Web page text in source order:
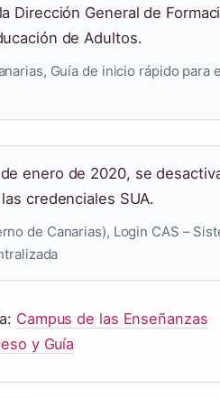
Dirección General de
de Adultos.
Guía de inicio rápido para
enero de 2020, se
credenciales SUA.
de Canarias), Login CAS –
Campus de las Enseñanzas
y Guía